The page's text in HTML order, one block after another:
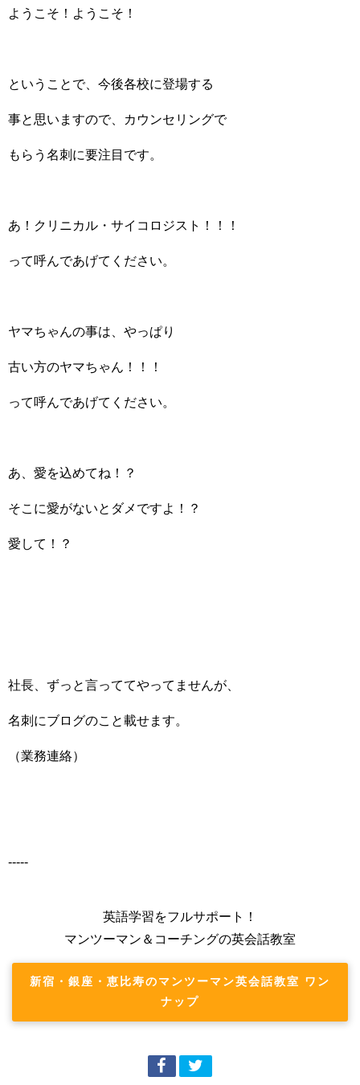
ようこそ！ようこそ！
ということで、今後各校に登場する
事と思いますので、カウンセリングで
もらう名刺に要注目です。
あ！クリニカル・サイコロジスト！！！
って呼んであげてください。
ヤマちゃんの事は、やっぱり
古い方のヤマちゃん！！！
って呼んであげてください。
あ、愛を込めてね！？
そこに愛がないとダメですよ！？
愛して！？
社長、ずっと言っててやってませんが、
名刺にブログのこと載せます。
（業務連絡）
-----
英語学習をフルサポート！
マンツーマン＆コーチングの英会話教室
新宿・銀座・恵比寿のマンツーマン英会話教室 ワン
ナップ